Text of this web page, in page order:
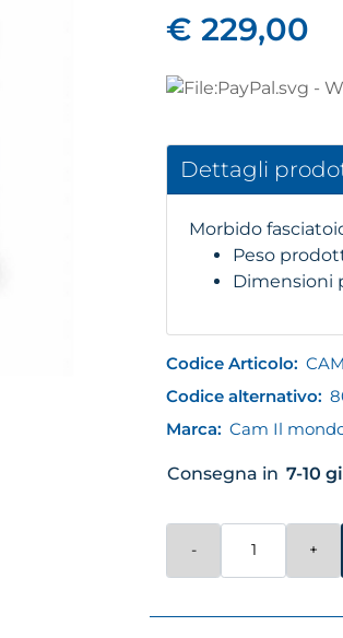
€ 229,00
Dettagli
Morbido
Peso
Dimensioni
Codice Articolo:
Codice alternativo:
Marca: Cam Il
Consegna in 7-10